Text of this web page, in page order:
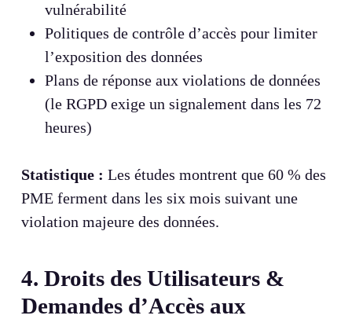
vulnérabilité
Politiques de contrôle d’accès pour limiter
l’exposition des données
Plans de réponse aux violations de données
(le RGPD exige un signalement dans les 72
heures)
Statistique : Les études montrent que 60 % des
PME ferment dans les six mois suivant une
violation majeure des données.
4. Droits des Utilisateurs &
Demandes d’Accès aux